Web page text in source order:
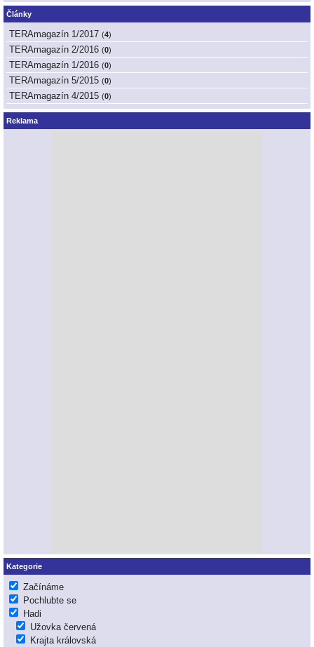
Články
TERAmagazín 1/2017 (4)
TERAmagazín 2/2016 (0)
TERAmagazín 1/2016 (0)
TERAmagazín 5/2015 (0)
TERAmagazín 4/2015 (0)
Reklama
Kategorie
Začínáme
Pochlubte se
Hadi
Užovka červená
Krajta královská